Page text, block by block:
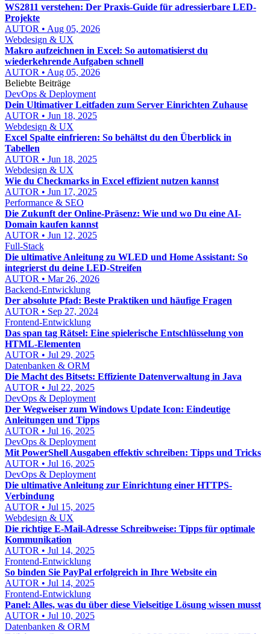
WS2811 verstehen: Der Praxis-Guide für adressierbare LED-
Projekte
AUTOR • Aug 05, 2026
Webdesign & UX
Makro aufzeichnen in Excel: So automatisierst du
wiederkehrende Aufgaben schnell
AUTOR • Aug 05, 2026
Beliebte Beiträge
DevOps & Deployment
Dein Ultimativer Leitfaden zum Server Einrichten Zuhause
AUTOR • Jun 18, 2025
Webdesign & UX
Excel Spalte einfrieren: So behältst du den Überblick in
Tabellen
AUTOR • Jun 18, 2025
Webdesign & UX
Wie du Checkmarks in Excel effizient nutzen kannst
AUTOR • Jun 17, 2025
Performance & SEO
Die Zukunft der Online-Präsenz: Wie und wo Du eine AI-
Domain kaufen kannst
AUTOR • Jun 12, 2025
Full-Stack
Die ultimative Anleitung zu WLED und Home Assistant: So
integrierst du deine LED-Streifen
AUTOR • Mar 26, 2026
Backend-Entwicklung
Der absolute Pfad: Beste Praktiken und häufige Fragen
AUTOR • Sep 27, 2024
Frontend-Entwicklung
Das span tag Rätsel: Eine spielerische Entschlüsselung von
HTML-Elementen
AUTOR • Jul 29, 2025
Datenbanken & ORM
Die Macht des Bitsets: Effiziente Datenverwaltung in Java
AUTOR • Jul 22, 2025
DevOps & Deployment
Der Wegweiser zum Windows Update Icon: Eindeutige
Anleitungen und Tipps
AUTOR • Jul 16, 2025
DevOps & Deployment
Mit PowerShell Ausgaben effektiv schreiben: Tipps und Tricks
AUTOR • Jul 16, 2025
DevOps & Deployment
Die ultimative Anleitung zur Einrichtung einer HTTPS-
Verbindung
AUTOR • Jul 15, 2025
Webdesign & UX
Die richtige E-Mail-Adresse Schreibweise: Tipps für optimale
Kommunikation
AUTOR • Jul 14, 2025
Frontend-Entwicklung
So binden Sie PayPal erfolgreich in Ihre Website ein
AUTOR • Jul 14, 2025
Frontend-Entwicklung
Panel: Alles, was du über diese Vielseitige Lösung wissen musst
AUTOR • Jul 10, 2025
Datenbanken & ORM